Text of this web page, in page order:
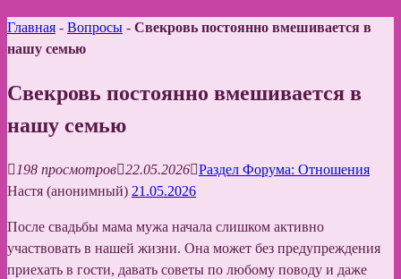
Главная - Вопросы - Свекровь постоянно вмешивается в
нашу семью
Свекровь постоянно вмешивается в
нашу семью
198 просмотров 22.05.2026 Раздел Форума: Отношения
Настя (анонимный) 21.05.2026
После свадьбы мама мужа начала слишком активно
участвовать в нашей жизни. Она может без предупреждения
приехать в гости, давать советы по любому поводу и даже